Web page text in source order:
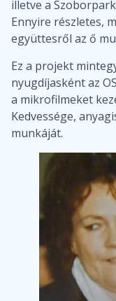
illetve a
Ennyire részletes,
együttesről az ő
Ez a projekt
nyugdíjasként az
a mikrofilmeket
Kedvessége,
munkáját.